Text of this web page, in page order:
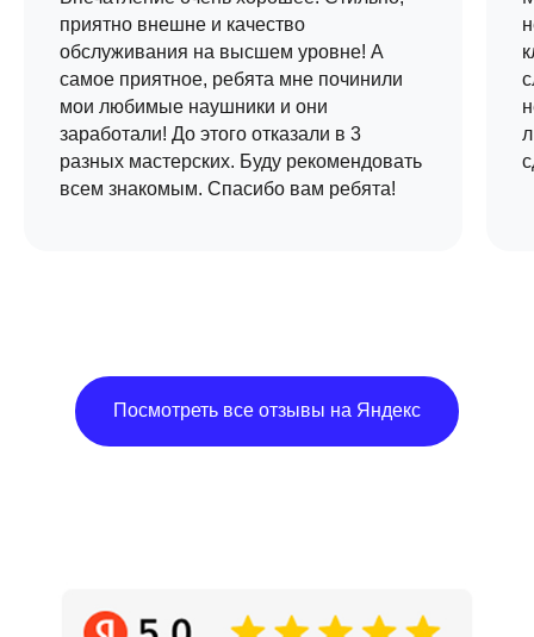
приятно внешне и качество
обслуживания на высшем уровне! А
самое приятное, ребята мне починили
мои любимые наушники и они
заработали! До этого отказали в 3
разных мастерских. Буду рекомендовать
всем знакомым. Спасибо вам ребята!
Посмотреть все отзывы на Яндекс